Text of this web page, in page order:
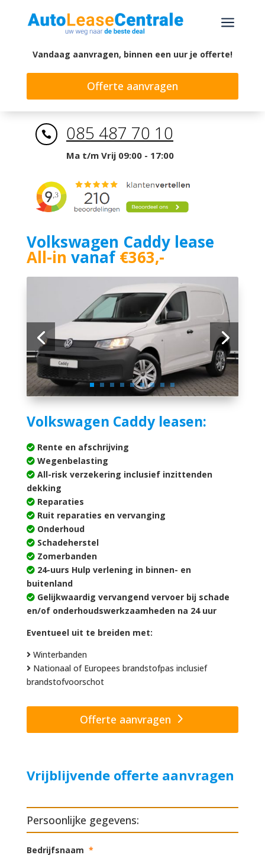
a
Vandaag aanvragen, binnen een uur je offerte!
Offerte aanvragen
 085 487 70 10
Ma t/m Vrij 09:00 - 17:00
Volkswagen Caddy lease
All-in vanaf€363,-
Volkswagen Caddy leasen:
Rente en afschrijving
Wegenbelasting
All-risk verzekering inclusief inzittenden
dekking
Reparaties
Ruit reparaties en vervanging
Onderhoud
Schadeherstel
Zomerbanden
24-uurs Hulp verlening in binnen- en
buitenland
Gelijkwaardig vervangend vervoer bij schade
en/of onderhoudswerkzaamheden na 24 uur
Eventueel uit te breiden met:
Winterbanden
Nationaal of Europees brandstofpas inclusief
brandstofvoorschot
Offerte aanvragen
Vrijblijvende offerte aanvragen
Persoonlijke gegevens:
Bedrijfsnaam *